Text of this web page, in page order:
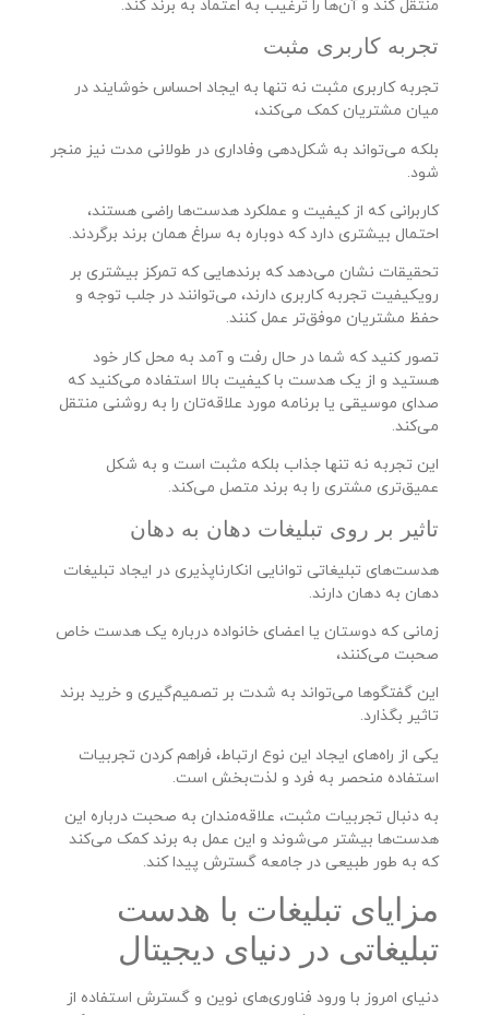
منتقل کند و آن‌ها را ترغیب به اعتماد به برند کند.
تجربه کاربری مثبت
تجربه کاربری مثبت نه تنها به ایجاد احساس خوشایند در
میان مشتریان کمک می‌کند،
بلکه می‌تواند به شکل‌دهی وفاداری در طولانی مدت نیز منجر
شود.
کاربرانی که از کیفیت و عملکرد هدست‌ها راضی هستند،
احتمال بیشتری دارد که دوباره به سراغ همان برند برگردند.
تحقیقات نشان می‌دهد که برندهایی که تمرکز بیشتری بر
رویکیفیت تجربه کاربری دارند، می‌توانند در جلب توجه و
حفظ مشتریان موفق‌تر عمل کنند.
تصور کنید که شما در حال رفت و آمد به محل کار خود
هستید و از یک هدست با کیفیت بالا استفاده می‌کنید که
صدای موسیقی یا برنامه مورد علاقه‌تان را به روشنی منتقل
می‌کند.
این تجربه نه تنها جذاب بلکه مثبت است و به شکل
عمیق‌تری مشتری را به برند متصل می‌کند.
تاثیر بر روی تبلیغات دهان به دهان
هدست‌های تبلیغاتی توانایی انکارناپذیری در ایجاد تبلیغات
دهان به دهان دارند.
زمانی که دوستان یا اعضای خانواده درباره یک هدست خاص
صحبت می‌کنند،
این گفتگو‌ها می‌تواند به شدت بر تصمیم‌گیری و خرید برند
تاثیر بگذارد.
یکی از راه‌های ایجاد این نوع ارتباط، فراهم کردن تجربیات
استفاده منحصر به فرد و لذت‌بخش است.
به دنبال تجربیات مثبت، علاقه‌مندان به صحبت درباره این
هدست‌ها بیشتر می‌شوند و این عمل به برند کمک می‌کند
که به طور طبیعی در جامعه گسترش پیدا کند.
مزایای تبلیغات با هدست
تبلیغاتی در دنیای دیجیتال
دنیای امروز با ورود فناوری‌های نوین و گسترش استفاده از